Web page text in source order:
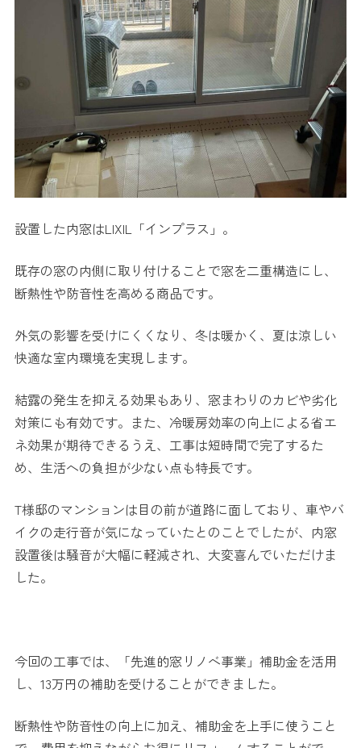
設置した内窓はLIXIL「インプラス」。
既存の窓の内側に取り付けることで窓を二重構造にし、
断熱性や防音性を高める商品です。
外気の影響を受けにくくなり、冬は暖かく、夏は涼しい
快適な室内環境を実現します。
結露の発生を抑える効果もあり、窓まわりのカビや劣化
対策にも有効です。また、冷暖房効率の向上による省エ
ネ効果が期待できるうえ、工事は短時間で完了するた
め、生活への負担が少ない点も特長です。
T様邸のマンションは目の前が道路に面しており、車やバ
イクの走行音が気になっていたとのことでしたが、内窓
設置後は騒音が大幅に軽減され、大変喜んでいただけま
した。
今回の工事では、「先進的窓リノベ事業」補助金を活用
し、13万円の補助を受けることができました。
断熱性や防音性の向上に加え、補助金を上手に使うこと